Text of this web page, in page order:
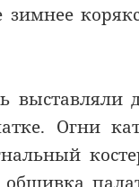
выставляли
Огни